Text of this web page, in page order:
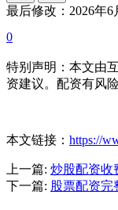
最后修改：2026年6
0
特别声明：本文由
资建议。配资有风
本文链接： https://
上一篇: 炒股配资收
下一篇: 股票配资完